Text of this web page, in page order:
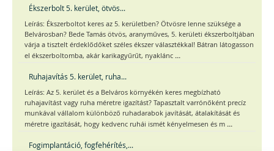
Ékszerbolt 5. kerület, ötvös...
Leírás: Ékszerboltot keres az 5. kerületben? Ötvösre lenne szüksége a
Belvárosban? Bede Tamás ötvös, aranyműves, 5. kerületi ékszerboltjában
várja a tisztelt érdeklődőket széles ékszer választékkal! Bátran látogasson
el ékszerboltomba, akár karikagyűrűt, nyaklánc ...
Ruhajavítás 5. kerület, ruha...
Leírás: Az 5. kerület és a Belváros környékén keres megbízható
ruhajavítást vagy ruha méretre igazítást? Tapasztalt varrónőként precíz
munkával vállalom különböző ruhadarabok javítását, átalakítását és
méretre igazítását, hogy kedvenc ruhái ismét kényelmesen és m ...
Fogimplantáció, fogfehérítés,...